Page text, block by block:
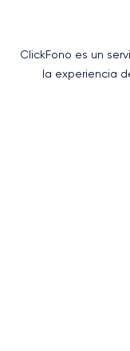
ClickFono es un
la experiencia